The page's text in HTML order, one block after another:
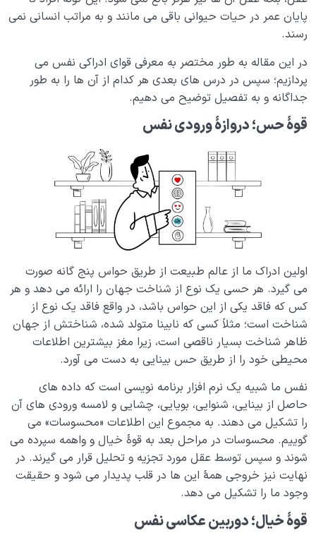
کمالات انسانی چیستند و چه ارتباطی با شادی و آرامش ما
دارند؟
فهمیده ایم؟
دین چیست؟ آیا دین مجموعه ای از احکام است؟ مخاطب
وهم، عقل و قلب
کارکردها و آسیب های بخش حسی چگونه نقش حس در
زندگی را بیان می کنند؟
قوۀ تخیل چیست و چه نقشی در زندگی انسان دارد
وهم چیست، چه ارتباطی با توهم دارد و چه نقشی در زندگی
ما ایفا می کند؟
تعریف قوه عقل و بررسی تفاوت های میان انسان عاقل و
انسان باهوش
نفس یا روح چیست؟ آیا روح همان فعل و انفعالات درون
مغز است؟
فوق عقل چیست ؟ بخش انسانی وجود ما چه نام دارد و
چه کارکردی دارد؟
نظام محبتی انسان 0/20
هدف خلقت و جایگاه انسان 0/7
نقش الگو در حیات انسان
پایان عمر در حیات حیوانی باقی می مانند و به مراتب انسانی نمی
رسند.
در این مقاله به طور مختصر به معرفی قوای ادراکی نفس می
پردازیم؛ سپس در درس های بعدی هر کدام از آن ها را به طور
جداگانه و به تفصیل توضیح می دهیم.
قوۀ حس؛ دروازۀ ورودی نفس
اولین ادراک ما از عالم طبیعت از طریق حواس پنج گانه صورت
می گیرد. هر حسی یک نوع از شناخت جهان را ارائه می دهد و هر
کس که فاقد یکی از این حواس باشد، در واقع فاقد یک نوع از
شناخت است؛ مثلاً کسی که نابینا متولد شده، شناختش از جهان
ظاهر شناخت بسیار ناقصی است، زیرا مغز بیشترین اطلاعات
محیطی خود را از طریق حس بینایی به دست می آورد.
نفس ما شبیه یک نرم افزار برنامه نویسی است که داده های
حاصل از بینایی، شنوایی، بویایی، چشایی و لامسه ورودی های آن
را تشکیل می دهند. به مجموع این اطلاعات «محسوسات» می
گوییم. محسوسات در مراحل بعد به قوۀ خیال و واهمه سپرده می
شوند و سپس توسط عقل مورد تجزیه و تحلیل قرار می گیرند. در
نهایت نیز خروجی همۀ این ها در قلب پدیدار می شود و حقیقت
وجود ما را تشکیل می دهد.
قوۀ خیال؛ دوربین عکاسی نفس